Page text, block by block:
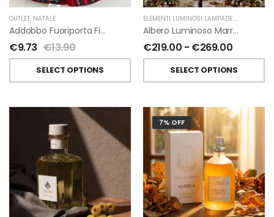
OUTLET, NATALE
Addobbo Fuoriporta Fiocco In Velluto Rosso O In Tartan
€9.73 €13.90
SELECT OPTIONS
ELEMENTI LUMINOSI LAMPADE E LED
Albero Luminoso Marrone Interno-Esterno Di Fiorirà Un Giardino
€219.00 - €269.00
SELECT OPTIONS
7% OFF